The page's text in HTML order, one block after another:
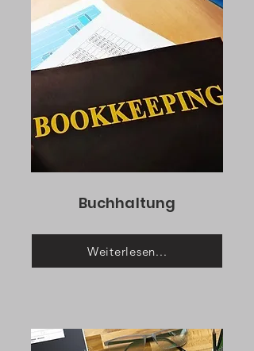
Buchhaltung
Weiterlesen...